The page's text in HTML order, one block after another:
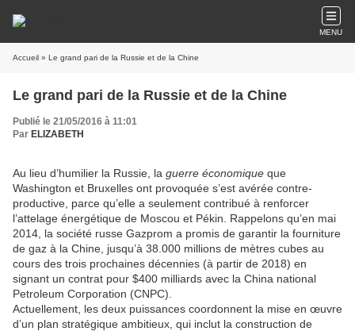
MENU
Accueil » Le grand pari de la Russie et de la Chine
Le grand pari de la Russie et de la Chine
Publié le 21/05/2016 à 11:01
Par ELIZABETH
Au lieu d’humilier la Russie, la guerre économique que
Washington et Bruxelles ont provoquée s’est avérée contre-
productive, parce qu’elle a seulement contribué à renforcer
l’attelage énergétique de Moscou et Pékin. Rappelons qu’en mai
2014, la société russe Gazprom a promis de garantir la fourniture
de gaz à la Chine, jusqu’à 38.000 millions de mètres cubes au
cours des trois prochaines décennies (à partir de 2018) en
signant un contrat pour $400 milliards avec la China national
Petroleum Corporation (CNPC).
Actuellement, les deux puissances coordonnent la mise en œuvre
d’un plan stratégique ambitieux, qui inclut la construction de